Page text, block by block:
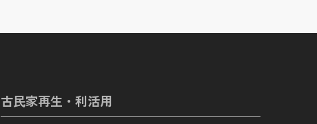
古民家再生・利活用